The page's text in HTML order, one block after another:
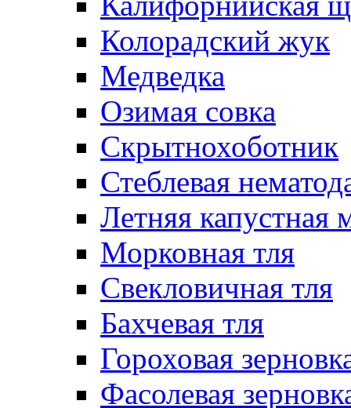
Колорадский жук
Медведка
Озимая совка
Скрытнохоботник
Стеблевая
Летняя капустная
Морковная тля
Свекловичная тля
Бахчевая тля
Гороховая
Фасолевая